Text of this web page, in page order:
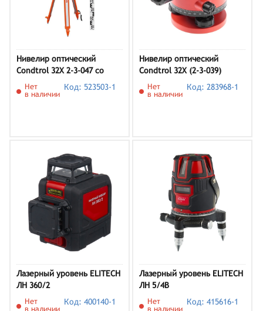
Нивелир оптический
Condtrol 32X 2-3-047 со
штативом
Нет
в наличии
Код: 523503-1
Нивелир оптический
Condtrol 32X (2-3-039)
Нет
в наличии
Код: 283968-1
Лазерный уровень ELITECH
ЛН 360/2
Нет
в наличии
Код: 400140-1
Лазерный уровень ELITECH
ЛН 5/4В
Нет
в наличии
Код: 415616-1